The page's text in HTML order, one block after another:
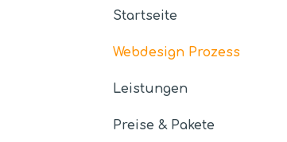
Startseite
Webdesign Prozess
Leistungen
Preise & Pakete